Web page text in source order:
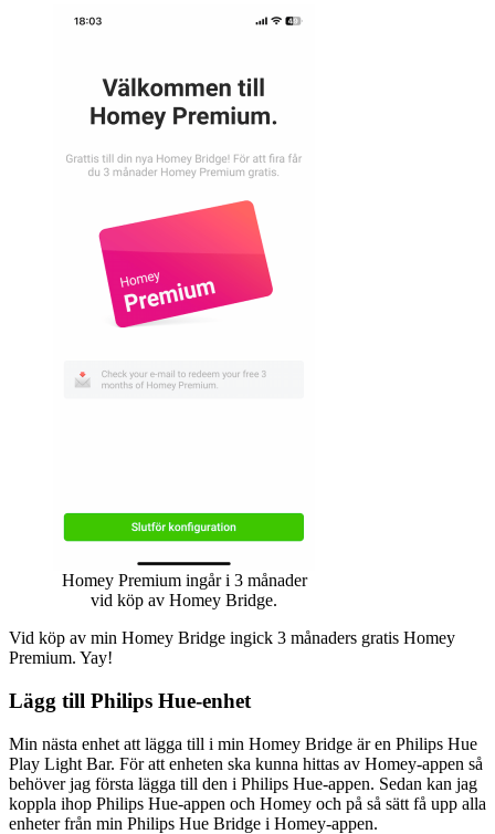
Homey Premium ingår i 3 månader
vid köp av Homey Bridge.
Vid köp av min Homey Bridge ingick 3 månaders gratis Homey
Premium. Yay!
Lägg till Philips Hue-enhet
Min nästa enhet att lägga till i min Homey Bridge är en Philips Hue
Play Light Bar. För att enheten ska kunna hittas av Homey-appen så
behöver jag första lägga till den i Philips Hue-appen. Sedan kan jag
koppla ihop Philips Hue-appen och Homey och på så sätt få upp alla
enheter från min Philips Hue Bridge i Homey-appen.